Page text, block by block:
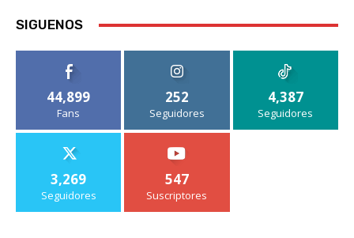
SIGUENOS
44,899
Fans
252
Seguidores
4,387
Seguidores
3,269
Seguidores
547
Suscriptores